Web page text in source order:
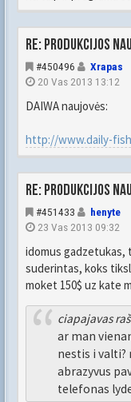
Re: Produkcijos
#450496
Xrapas
20 Vas 2013 13:12
DAIWA naujovės:
http://www.daily-
Re: Produkcijos
#451433
henyte
23 Vas 2013 09:32
idomus gadzetukas,
suderintas, koks
moket 150$ uz kate
ciapajavas
ar man
nestis i
abrazyvus
telefonas